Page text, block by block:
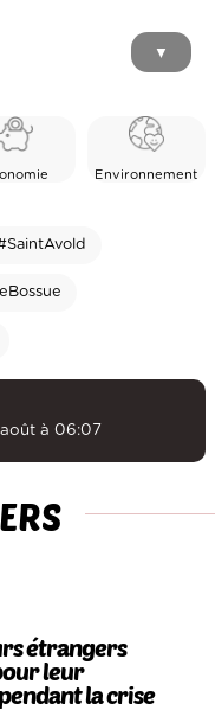
▼
Environnement
à 06:07
étrangers
leur
la crise